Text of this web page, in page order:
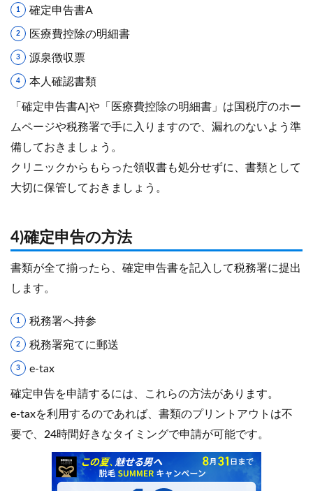
確定申告書A
医療費控除の明細書
源泉徴収票
本人確認書類
「確定申告書A]や「医療費控除の明細書」は国税庁のホー
ムページや税務署で手に入りますので、漏れのないよう準
備しておきましょう。
クリニックからもらった領収書も処分せずに、書類として
大切に保管しておきましょう。
4)確定申告の方法
書類が全て揃ったら、確定申告書を記入して税務署に提出
します。
税務署へ持参
税務署宛てに郵送
e-tax
確定申告を申請するには、これらの方法があります。
e-taxを利用するのであれば、書類のプリントアウトは不
要で、24時間好きなタイミングで申請が可能です。